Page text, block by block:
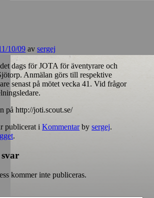
10/09 av sergej
dags för JOTA för äventyrare och
Anmälan görs till respektive
senast på mötet vecka 41. Vid frågor
på http://joti.scout.se/
publicerat iKommentarbysergej.
.
kommer inte publiceras.